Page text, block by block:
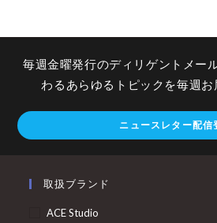
毎週金曜発行のディリゲントメー
わるあらゆるトピックを毎週お
ニュースレター配信
取扱ブランド
ACE Studio